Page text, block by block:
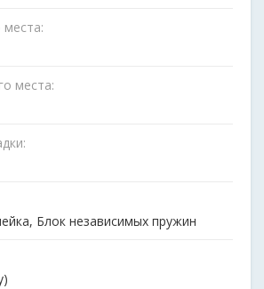
места:
места:
Блок независимых пружин